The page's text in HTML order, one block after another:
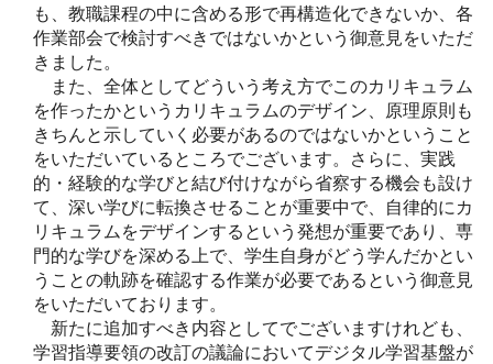
も、教職課程の中に含める形で再構造化できないか、各
作業部会で検討すべきではないかという御意見をいただ
きました。
また、全体としてどういう考え方でこのカリキュラム
を作ったかというカリキュラムのデザイン、原理原則も
きちんと示していく必要があるのではないかということ
をいただいているところでございます。さらに、実践
的・経験的な学びと結び付けながら省察する機会も設け
て、深い学びに転換させることが重要中で、自律的にカ
リキュラムをデザインするという発想が重要であり、専
門的な学びを深める上で、学生自身がどう学んだかとい
うことの軌跡を確認する作業が必要であるという御意見
をいただいております。
新たに追加すべき内容としてでございますけれども、
学習指導要領の改訂の議論においてデジタル学習基盤が